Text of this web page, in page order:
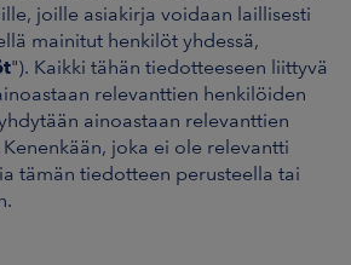
joille asiakirja voidaan laillisesti
mainitut henkilöt yhdessä,
"). Kaikki tähän tiedotteeseen liittyvä
relevanttien henkilöiden
ainoastaan relevanttien
joka ei ole relevantti
tämän tiedotteen perusteella tai